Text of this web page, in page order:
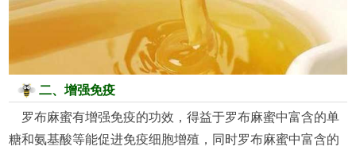
二、增强免疫
罗布麻蜜有增强免疫的功效，得益于罗布麻蜜中富含的单
糖和氨基酸等能促进免疫细胞增殖，同时罗布麻蜜中富含的